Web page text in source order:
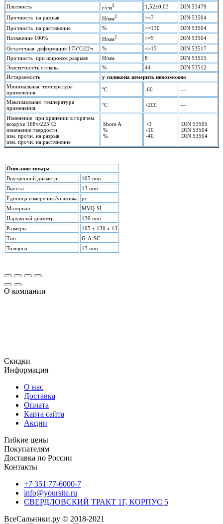
Плотность
г/см3 1,52±0,03
DIN 53479
Прочность на разрыв
Н/мм2 >=7
DIN 53504
Прочность на растяжение
% >=130
DIN 53504
Натяжение 100%
Н/мм2 >=5
DIN 53504
Остаточная деформация 175°С/22ч
% <=15
DIN 53517
Прочность при широком разрыве
Н/мм 8
DIN 53515
Эластичность отскока
% 44
DIN 53512
Истираемость
у силикона измерить невозможно
Минимальная температура
применения
°С -60 —
Максимальная температура
применения
°С +200 —
Изменение при хранении в горячем
воздухе 168ч/225°С:
изменение твердости
изм. прочн. на разрыв
изм. прочн. на растяжение
Shore A
%
%
+3
-10
-40
DIN 53505
DIN 53504
DIN 53504
Описание товара
Внутренний диаметр
105 mm
Высота
13 mm
Единица измерения /упаковка
pc
Материал
MVQ-SI
Наружный диаметр
130 mm
Размеры
105 x 130 x 13
Тип
G-A-SC
Толщина
13 mm
О компании
Скидки
Информация
О нас
Доставка
Оплата
Карта сайта
Акции
Гибкие цены
Покупателям
Доставка по России
Контакты
+7 351 77-6000-7
info@yoursite.ru
СВЕРДЛОВСКИЙ ТРАКТ 1Г, КОРПУС 5
ВсеСальники.ру © 2018-2021